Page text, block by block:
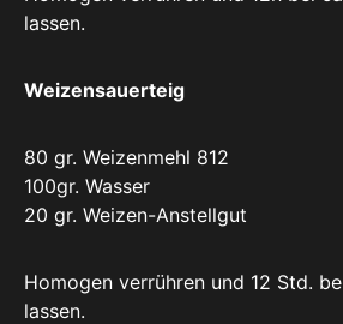
lassen.
Weizensauerteig
80 gr. Weizenmehl 812
100gr. Wasser
20 gr. Weizen-Anstellgut
Homogen verrühren und 12 Std.
lassen.